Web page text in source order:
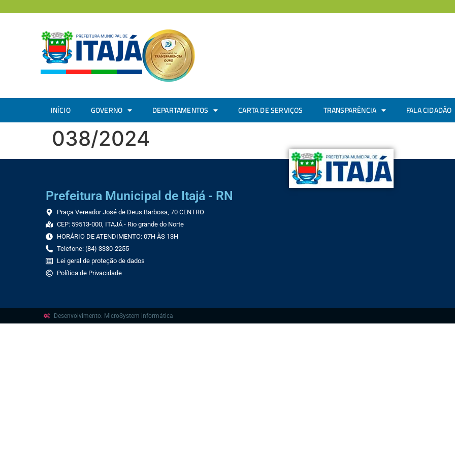
INÍCIO GOVERNO DEPARTAMENTOS CARTA DE SERVIÇOS TRANSPARÊNCIA FALA CIDADÃO
038/2024
Prefeitura Municipal de Itajá - RN
Praça Vereador José de Deus Barbosa, 70 CENTRO
CEP: 59513-000, ITAJÁ - Rio grande do Norte
HORÁRIO DE ATENDIMENTO: 07H ÀS 13H
Telefone: (84) 3330-2255
Lei geral de proteção de dados
Política de Privacidade
Desenvolvimento: MicroSystem informática